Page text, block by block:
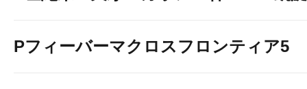
Pフィーバーマクロスフロンティア5